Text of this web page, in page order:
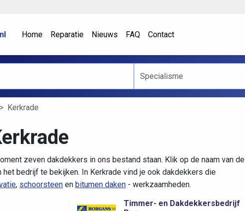
Home Reparatie Nieuws FAQ Contact
Kerkrade
zeven dakdekkers in ons bestand staan. Klik op de naam van de
bedrijf te bekijken. In Kerkrade vind je ook dakdekkers die
, schoorsteen en bitumen daken - werkzaamheden.
Timmer- en Dakdekkersbedrijf